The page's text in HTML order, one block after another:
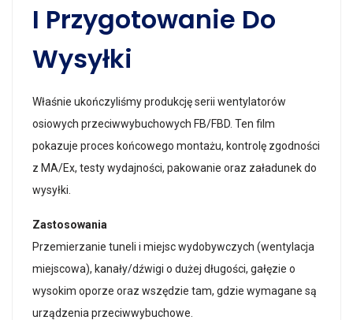
I Przygotowanie Do
Wysyłki
Właśnie ukończyliśmy produkcję serii wentylatorów
osiowych przeciwwybuchowych FB/FBD. Ten film
pokazuje proces końcowego montażu, kontrolę zgodności
z MA/Ex, testy wydajności, pakowanie oraz załadunek do
wysyłki.
Zastosowania
Przemierzanie tuneli i miejsc wydobywczych (wentylacja
miejscowa), kanały/dźwigi o dużej długości, gałęzie o
wysokim oporze oraz wszędzie tam, gdzie wymagane są
urządzenia przeciwwybuchowe.